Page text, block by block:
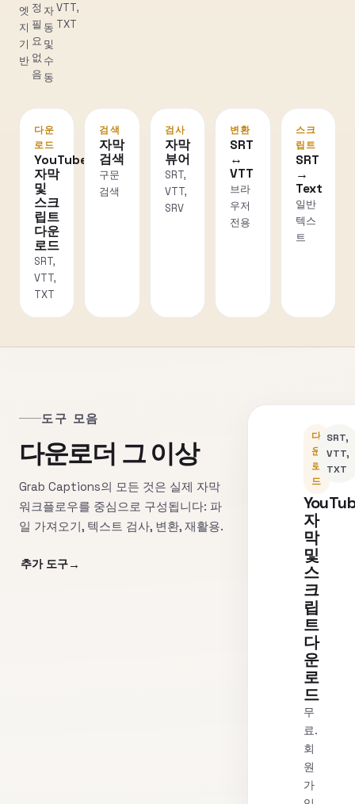
엣
지
기
반
정
필
요
없
음
자
동
및
수
동
VTT,
TXT
다운
로드
YouTube
자막
및
스크
립트
다운
로드
SRT,
VTT,
TXT
검색
자막
검색
구문
검색
검사
자막
뷰어
SRT,
VTT,
SRV
변환
SRT
↔
VTT
브라
우저
전용
스크
립트
SRT
→
Text
일반
텍스
트
도구 모음
다운로더 그 이상
Grab Captions의 모든 것은 실제 자막
워크플로우를 중심으로 구성됩니다: 파
일 가져오기, 텍스트 검사, 변환, 재활용.
추가 도구
다
운
로
드
자
막
및
스
크
립
트
다
운
로
드
무
료.
회
원
가
SRT,
VTT,
TXT